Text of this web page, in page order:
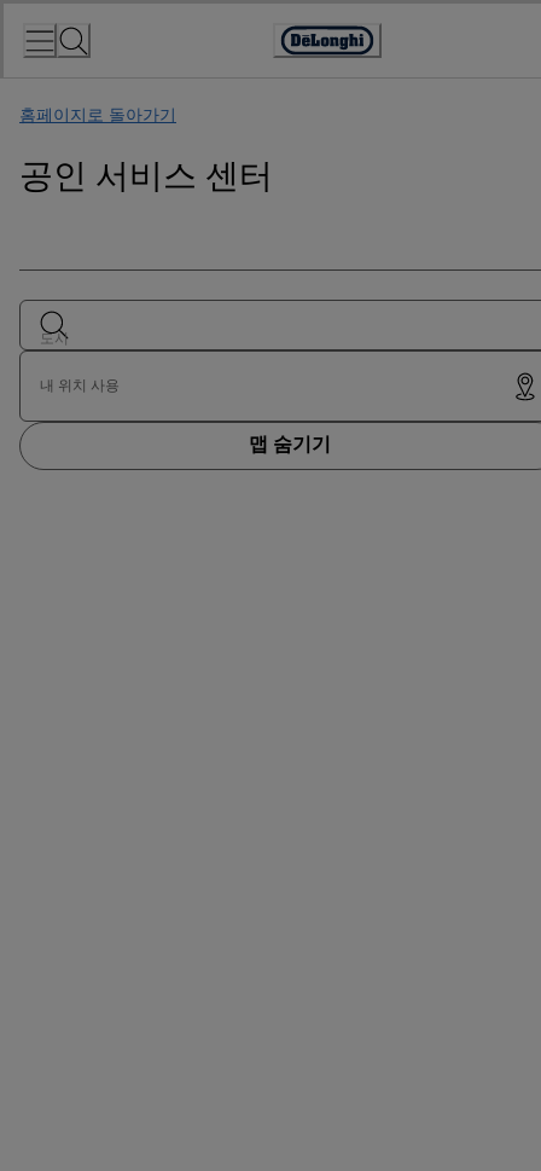
Accessibility
홈페이지로 돌아가기
공인 서비스 센터
도시
내 위치 사용
맵 숨기기